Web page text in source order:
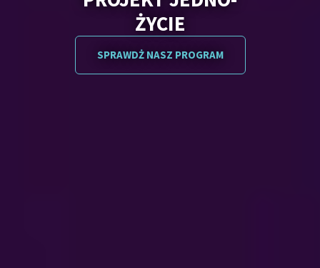
ŻYCIE
SPRAWDŻ NASZ PROGRAM